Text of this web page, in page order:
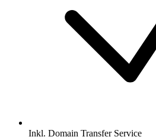
Inkl. Domain Transfer Service